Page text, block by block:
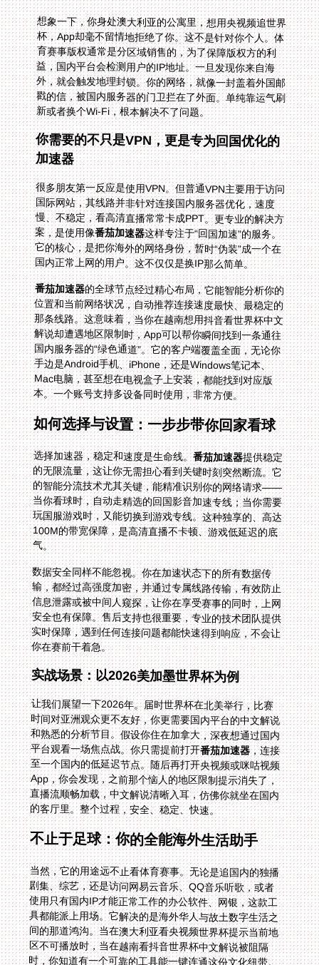
想象一下，你身处澳大利亚的公寓里，想用央视频追世界
杯，App却毫不留情地拒绝了你。这不是针对你个人。体
育赛事版权通常是分区域销售的，为了保障版权方的利
益，国内平台会检测用户的IP地址。一旦发现你来自海
外，就会触发地理封锁。你的网络，就像一封盖着外国邮
戳的信，被国内服务器的门卫拦在了外面。单纯靠运气刷
新或者换个Wi-Fi，根本解决不了问题。
你需要的不只是VPN，更是专为回国优化的
加速器
很多朋友第一反应是使用VPN。但普通VPN主要用于访问
国际网站，其线路并非针对连接国内服务器优化，速度
慢、不稳定，看高清直播常常卡成PPT。更专业的解决方
案，是使用像番茄加速器这样专注于“回国加速”的服务。
它的核心，是把你海外的网络身份，暂时“伪装”成一个在
国内正常上网的用户。这不仅仅是换IP那么简单。
番茄加速器的全球节点经过精心布局，它能智能分析你的
位置和当前网络状况，自动推荐连接速度最快、最稳定的
那条线路。这意味着，当你在越南想用抖音看世界杯中文
解说却遭遇地区限制时，App可以帮你瞬间找到一条通往
国内服务器的“绿色通道”。它的客户端覆盖全面，无论你
手边是Android手机、iPhone，还是Windows笔记本、
Mac电脑，甚至想在电视盒子上安装，都能找到对应版
本。一个账号支持多设备同时使用，非常方便。
如何选择与设置：一步步带你回家看球
选择加速器，稳定和速度是生命线。番茄加速器提供稳定
的无限流量，这让你无需担心看到关键时刻突然断流。它
的智能分流技术尤其关键，能精准识别你的网络请求——
当你看球时，自动走精选的回国影音加速专线；当你需要
玩国服游戏时，又能切换到游戏专线。这种独享的、高达
100M的带宽保障，是高清直播不卡顿、游戏低延迟的底
气。
数据安全同样不能忽视。你在加速状态下的所有数据传
输，都经过高强度加密，并通过专属线路传输，有效防止
信息泄露或被中间人窥探，让你在享受赛事的同时，上网
安全也有保障。售后支持也很重要，专业的技术团队提供
实时保障，遇到任何连接问题都能快速得到响应，不会让
你在赛前干着急。
实战场景：以2026美加墨世界杯为例
让我们展望一下2026年。届时世界杯在北美举行，比赛
时间对亚洲观众更不友好，你更需要国内平台的中文解说
和熟悉的分析节目。假设你住在加拿大，深夜想通过国内
平台观看一场焦点战。你只需提前打开番茄加速器，连接
至一个国内的低延迟节点。随后再打开央视频或咪咕视频
App，你会发现，之前那个恼人的地区限制提示消失了，
直播流顺畅加载，中文解说清晰入耳，仿佛你就坐在国内
的客厅里。整个过程，安全、稳定、快速。
不止于足球：你的全能海外生活助手
当然，它的用途远不止看体育赛事。无论是追国内的独播
剧集、综艺，还是访问网易云音乐、QQ音乐听歌，或者
使用只有国内IP才能正常工作的办公软件、网银，这款工
具都能派上用场。它解决的是海外华人与故土数字生活之
间的那道鸿沟。当在澳大利亚看央视频世界杯提示当前地
区不可播放时，当在越南看抖音世界杯中文解说被阻隔
时，你知道有一个可靠的工具能一键连通这份文化纽带。